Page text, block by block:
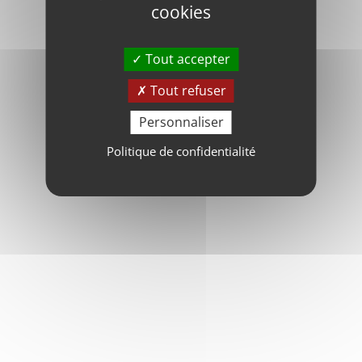
cookies
Tout accepter
Tout refuser
Personnaliser
Politique de confidentialité